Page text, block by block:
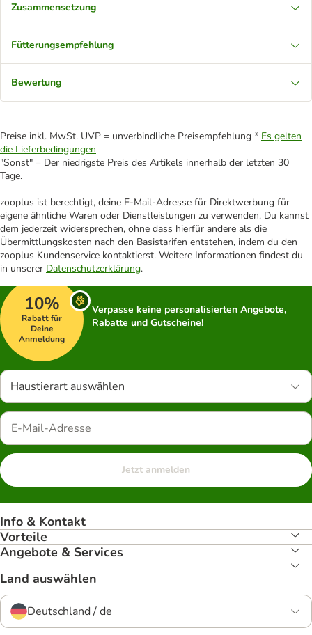
Zusammensetzung
Fütterungsempfehlung
Bewertung
Preise inkl. MwSt. UVP = unverbindliche Preisempfehlung * Es gelten
die Lieferbedingungen
"Sonst" = Der niedrigste Preis des Artikels innerhalb der letzten 30
Tage.
zooplus ist berechtigt, deine E-Mail-Adresse für Direktwerbung für
eigene ähnliche Waren oder Dienstleistungen zu verwenden. Du kannst
dem jederzeit widersprechen, ohne dass hierfür andere als die
Übermittlungskosten nach den Basistarifen entstehen, indem du den
zooplus Kundenservice kontaktierst. Weitere Informationen findest du
in unserer Datenschutzerklärung.
10%
Rabatt für
Deine
Anmeldung
Verpasse keine personalisierten Angebote,
Rabatte und Gutscheine!
Haustierart auswählen
Jetzt anmelden
Info & Kontakt
Vorteile
Angebote & Services
Land auswählen
Deutschland / de